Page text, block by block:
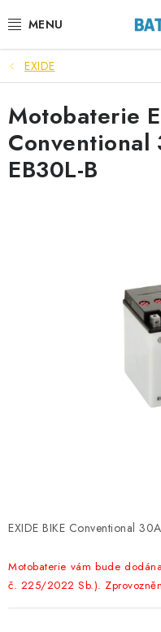
na
VÝHODNÉ SETY
SLUŽBY
AUTOBATERIE
BATERIOVÉ BOXY
FOTOVOLTAIKA
STARTOVACÍ ZDROJE
EXIDE
EXIDE BIKE Conventional
Motobaterie vám bude
č. 225/2022 Sb.).
Motobaterie
Conventional
EB30L-B